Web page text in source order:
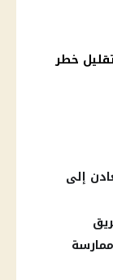
خطر
إلى